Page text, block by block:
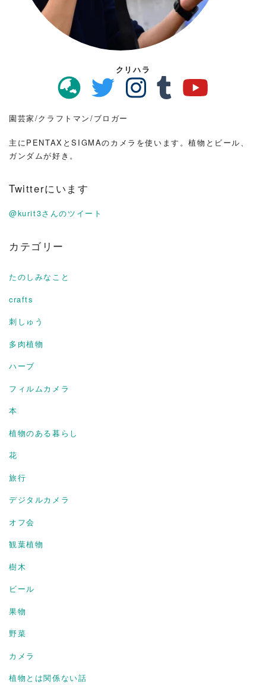
クリハラ
園芸家/クラフトマン/ブロガー
主にPENTAXとSIGMAのカメラを使います。植物とビール、
ガンダムが好き。
Twitterにいます
@kurit3さんのツイート
カテゴリー
たのしみなこと
crafts
刺しゅう
多肉植物
ハーブ
フィルムカメラ
本
植物のある暮らし
花
旅行
デジタルカメラ
オフ会
観葉植物
樹木
ビール
果物
野菜
カメラ
植物とは関係ない話